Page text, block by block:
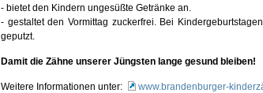
- bietet den Kindern ungesüßte Getränke an.
- gestaltet den Vormittag zuckerfrei. Bei
geputzt.
Damit die Zähne unserer Jüngsten lange gesund bleiben!
Weitere Informationen unter: www.brandenburger-